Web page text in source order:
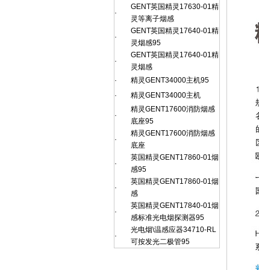
·
GENT英国精灵17630-01精
灵等离子烟感
·
GENT英国精灵17640-01精
灵烟感95
·
GENT英国精灵17640-01精
灵烟感
·
精灵GENT34000主机95
·
精灵GENT34000主机
·
精灵GENT17600消防烟感
底座95
·
精灵GENT17600消防烟感
底座
·
英国精灵GENT17860-01烟
感95
·
英国精灵GENT17860-01烟
感
·
英国精灵GENT17840-01烟
感标准光电烟探测器95
·
光电烟\温感应器34710-RL
可按发光二极管95